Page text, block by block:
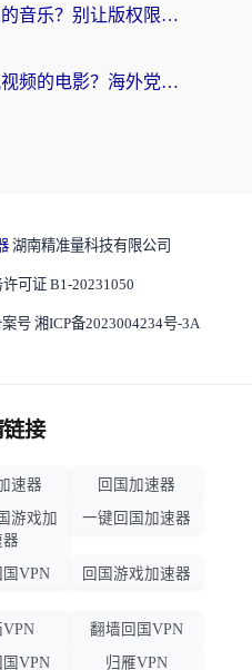
在国外怎么听国内的音乐？别让版权限制断了你的华语歌单
怎么在国外看腾讯视频的电影？海外党亲测有效的回国加速指南
湖南精准量科技有限公司
可证 B1-20231050
号 湘ICP备2023004234号-3A
接
速器
回国加速器
游戏加
器
一键回国加速器
VPN 回国游戏加速器
翻墙回国VPN
国VPN 归雁VPN